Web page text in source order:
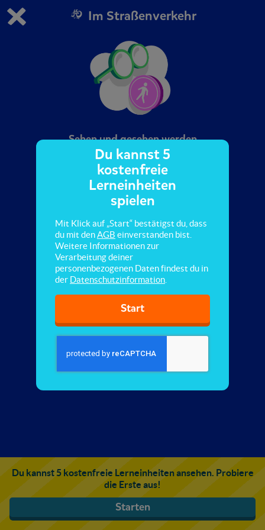
Du spielst die kostenfreie Testversion von scoyo.
Jetzt bestellen
0
Im Straßenverkehr
Sehen und gesehen werden
Hier erfährst du, was du tun kannst, um von
anderen besser gesehen zu werden.
Du kannst 5 kostenfreie Lerneinheiten ansehen. Probiere
die Erste aus!
Starten
Du kannst 5
kostenfreie
Lerneinheiten
spielen
Mit Klick auf „Start“ bestätigst du, dass
du mit denAGB einverstanden bist.
Weitere Informationen zur
Verarbeitung deiner
personenbezogenen Daten findest du in
der Datenschutzinformation
Start